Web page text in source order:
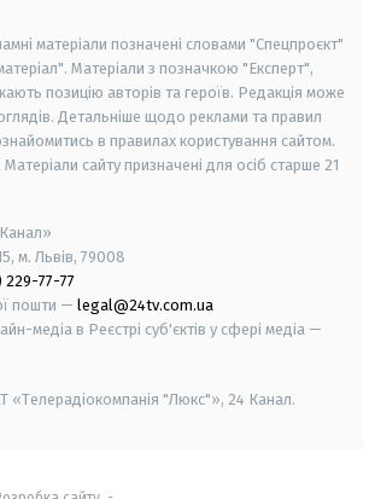
матеріали позначені словами "Спецпроєкт"
Матеріали з позначкою "Експерт",
позицію авторів та героїв. Редакція може
Детальніше щодо реклами та правил
в правилах користування сайтом.
Матеріали сайту призначені для осіб старше 21
м. Львів, 79008
77-77
пошти — legal@24tv.com.ua
медіа в Реєстрі суб'єктів у сфері медіа —
«Телерадіокомпанія "Люкс"», 24 Канал.